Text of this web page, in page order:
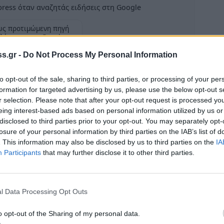
- Do Not Process My Personal Information
opt-out of the sale, sharing to third parties, or processing of your
for targeted advertising by us, please use the below opt-out
selection. Please note that after your opt-out request is processed
interest-based ads based on personal information utilized by us
to third parties prior to your opt-out. You may separately
of your personal information by third parties on the IAB’s list of
This information may also be disclosed by us to third parties on the
Participants that may further disclose it to other third parties.
Data Processing Opt Outs
opt-out of the Sharing of my personal data.
όταν αναζητάς ειδήσεις στη Google
προτιμώμενη πηγή
της Google
την προσπάθειά του. Σε καλύτερη
από το 60ο Σταθμό Ελέγχου έχοντας
η
22:06
στον